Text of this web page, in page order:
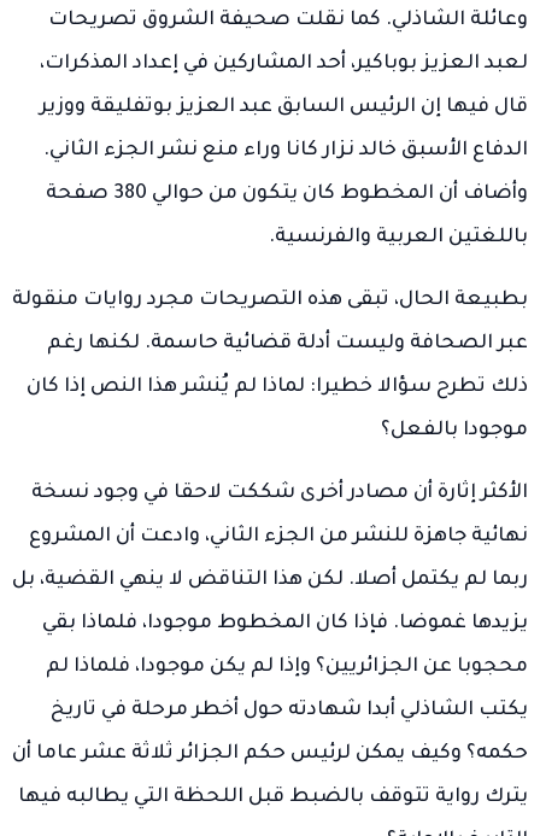
وعائلة الشاذلي. كما نقلت صحيفة الشروق تصريحات
لعبد العزيز بوباكير، أحد المشاركين في إعداد المذكرات،
قال فيها إن الرئيس السابق عبد العزيز بوتفليقة ووزير
الدفاع الأسبق خالد نزار كانا وراء منع نشر الجزء الثاني.
وأضاف أن المخطوط كان يتكون من حوالي 380 صفحة
باللغتين العربية والفرنسية.
بطبيعة الحال، تبقى هذه التصريحات مجرد روايات منقولة
عبر الصحافة وليست أدلة قضائية حاسمة. لكنها رغم
ذلك تطرح سؤالا خطيرا: لماذا لم يُنشر هذا النص إذا كان
موجودا بالفعل؟
الأكثر إثارة أن مصادر أخرى شككت لاحقا في وجود نسخة
نهائية جاهزة للنشر من الجزء الثاني، وادعت أن المشروع
ربما لم يكتمل أصلا. لكن هذا التناقض لا ينهي القضية، بل
يزيدها غموضا. فإذا كان المخطوط موجودا، فلماذا بقي
محجوبا عن الجزائريين؟ وإذا لم يكن موجودا، فلماذا لم
يكتب الشاذلي أبدا شهادته حول أخطر مرحلة في تاريخ
حكمه؟ وكيف يمكن لرئيس حكم الجزائر ثلاثة عشر عاما أن
يترك رواية تتوقف بالضبط قبل اللحظة التي يطالبه فيها